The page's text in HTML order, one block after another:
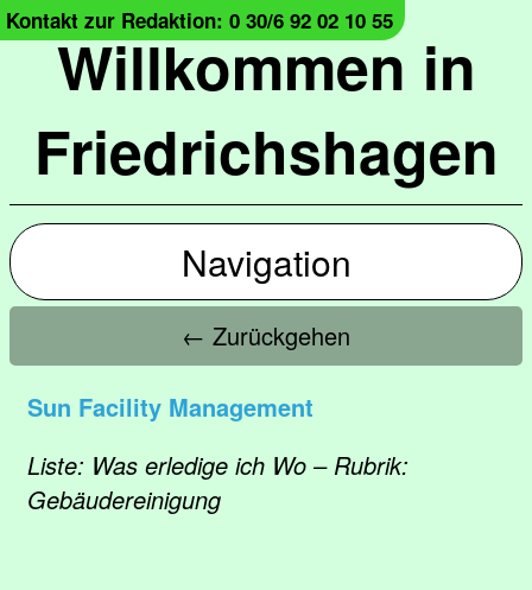
Willkommen in
Friedrichshagen
Kontakt zur Redaktion: 0 30/6 92 02 10 55
Navigation
← Zurückgehen
Sun Facility Management
Liste: Was erledige ich Wo – Rubrik:
Gebäudereinigung